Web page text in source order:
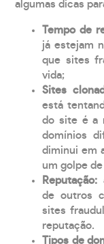
algumas dicas
Tempo de
já estejam
que sites
vida;
Sites
está
do site é a
domínios
diminui em
um golpe
Reputação:
de outros
sites
reputação.
Tipos de